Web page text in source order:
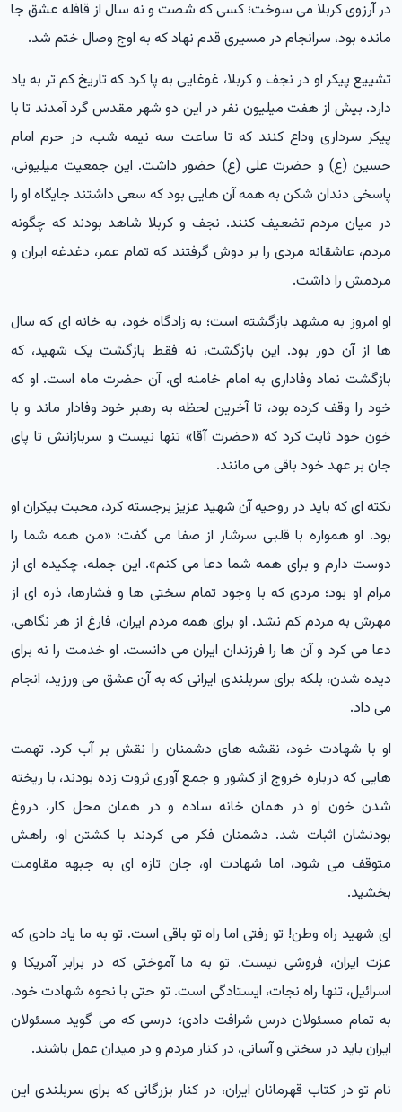
در آرزوی کربلا می سوخت؛ کسی که شصت و نه سال از قافله عشق جا
مانده بود، سرانجام در مسیری قدم نهاد که به اوج وصال ختم شد.
تشییع پیکر او در نجف و کربلا، غوغایی به پا کرد که تاریخ کم تر به یاد
دارد. بیش از هفت میلیون نفر در این دو شهر مقدس گرد آمدند تا با
پیکر سرداری وداع کنند که تا ساعت سه نیمه شب، در حرم امام
حسین (ع) و حضرت علی (ع) حضور داشت. این جمعیت میلیونی،
پاسخی دندان شکن به همه آن هایی بود که سعی داشتند جایگاه او را
در میان مردم تضعیف کنند. نجف و کربلا شاهد بودند که چگونه
مردم، عاشقانه مردی را بر دوش گرفتند که تمام عمر، دغدغه ایران و
مردمش را داشت.
او امروز به مشهد بازگشته است؛ به زادگاه خود، به خانه ای که سال
ها از آن دور بود. این بازگشت، نه فقط بازگشت یک شهید، که
بازگشت نماد وفاداری به امام خامنه ای، آن حضرت ماه است. او که
خود را وقف کرده بود، تا آخرین لحظه به رهبر خود وفادار ماند و با
خون خود ثابت کرد که «حضرت آقا» تنها نیست و سربازانش تا پای
جان بر عهد خود باقی می مانند.
نکته ای که باید در روحیه آن شهید عزیز برجسته کرد، محبت بیکران او
بود. او همواره با قلبی سرشار از صفا می گفت: «من همه شما را
دوست دارم و برای همه شما دعا می کنم». این جمله، چکیده ای از
مرام او بود؛ مردی که با وجود تمام سختی ها و فشارها، ذره ای از
مهرش به مردم کم نشد. او برای همه مردم ایران، فارغ از هر نگاهی،
دعا می کرد و آن ها را فرزندان ایران می دانست. او خدمت را نه برای
دیده شدن، بلکه برای سربلندی ایرانی که به آن عشق می ورزید، انجام
می داد.
او با شهادت خود، نقشه های دشمنان را نقش بر آب کرد. تهمت
هایی که درباره خروج از کشور و جمع آوری ثروت زده بودند، با ریخته
شدن خون او در همان خانه ساده و در همان محل کار، دروغ
بودنشان اثبات شد. دشمنان فکر می کردند با کشتن او، راهش
متوقف می شود، اما شهادت او، جان تازه ای به جبهه مقاومت
بخشید.
ای شهید راه وطن! تو رفتی اما راه تو باقی است. تو به ما یاد دادی که
عزت ایران، فروشی نیست. تو به ما آموختی که در برابر آمریکا و
اسرائیل، تنها راه نجات، ایستادگی است. تو حتی با نحوه شهادت خود،
به تمام مسئولان درس شرافت دادی؛ درسی که می گوید مسئولان
ایران باید در سختی و آسانی، در کنار مردم و در میدان عمل باشند.
نام تو در کتاب قهرمانان ایران، در کنار بزرگانی که برای سربلندی این